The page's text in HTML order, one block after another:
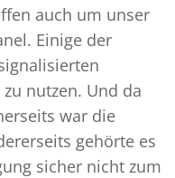
auch um unser
Einige der
nutzen. Und da
war die
gehörte es
sicher nicht zum